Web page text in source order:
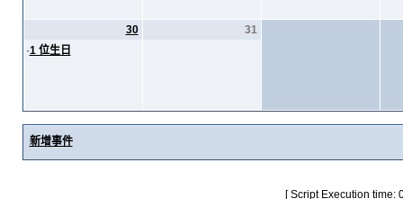
30
·1 位生日
31
新增事件
[ Script Execution